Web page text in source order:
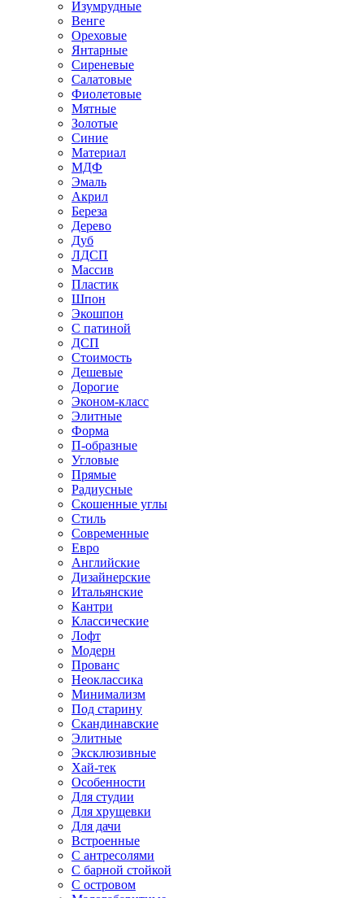
Изумрудные
Венге
Ореховые
Янтарные
Сиреневые
Салатовые
Фиолетовые
Мятные
Золотые
Синие
Материал
МДФ
Эмаль
Акрил
Береза
Дерево
Дуб
ЛДСП
Массив
Пластик
Шпон
Экошпон
С патиной
ДСП
Стоимость
Дешевые
Дорогие
Эконом-класс
Элитные
Форма
П-образные
Угловые
Прямые
Радиусные
Скошенные углы
Стиль
Современные
Евро
Английские
Дизайнерские
Итальянские
Кантри
Классические
Лофт
Модерн
Прованс
Неоклассика
Минимализм
Под старину
Скандинавские
Элитные
Эксклюзивные
Хай-тек
Особенности
Для студии
Для хрущевки
Для дачи
Встроенные
С антресолями
С барной стойкой
С островом